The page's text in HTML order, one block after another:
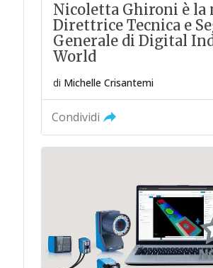
Nicoletta Ghironi è la
Direttrice Tecnica e
Generale di Digital
World
di Michelle Crisantemi
Condividi